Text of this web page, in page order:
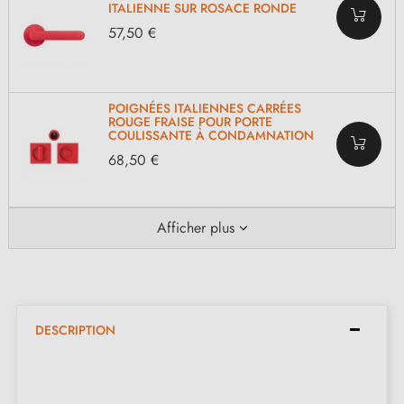
ITALIENNE SUR ROSACE RONDE
57,50 €
POIGNÉES ITALIENNES CARRÉES
ROUGE FRAISE POUR PORTE
COULISSANTE À CONDAMNATION
68,50 €
Afficher plus
DESCRIPTION